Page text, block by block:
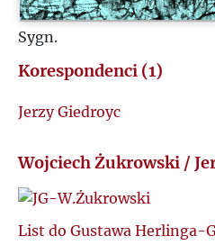
Sygn.
Korespondenci (1)
Jerzy Giedroyc
Wojciech Żukrowski /
List do Gustawa Herlinga-